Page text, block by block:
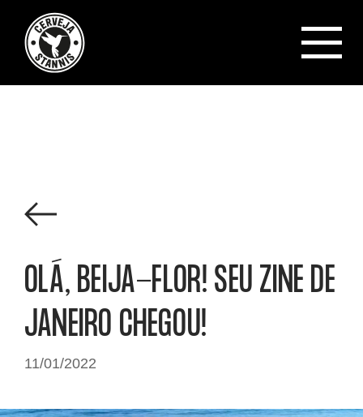
OLÁ, BEIJA-FLOR! SEU ZINE DE
JANEIRO CHEGOU!
11/01/2022